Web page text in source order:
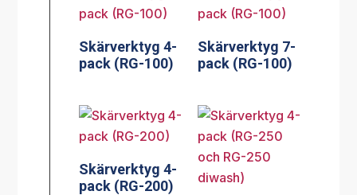
Skärverktyg 4-
pack (RG-100)
Skärverktyg 7-
pack (RG-100)
Skärverktyg 4-
pack (RG-200)